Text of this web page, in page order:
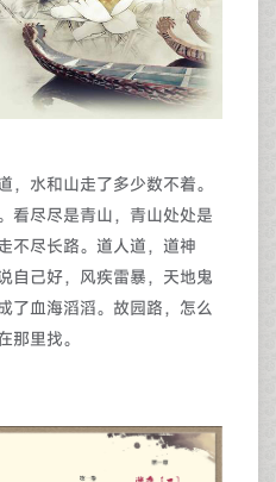
，水和山走了多少数不着。
看尽尽是青山，青山处处是
不尽长路。道人道，道神
自己好，风疾雷暴，天地鬼
了血海滔滔。故园路，怎么
那里找。